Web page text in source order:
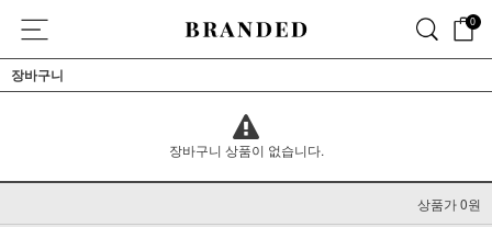
0
장바구니
장바구니 상품이 없습니다.
상품가 0원